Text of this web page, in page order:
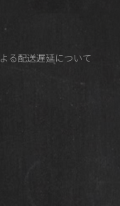
る配送遅延について